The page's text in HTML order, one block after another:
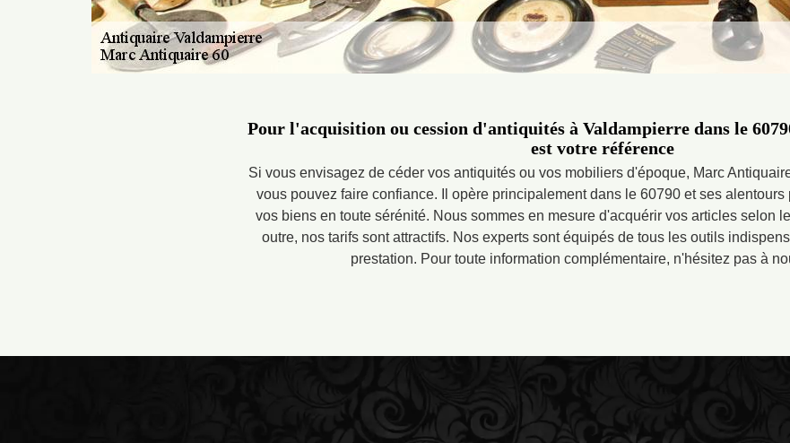
Pour l'acquisition ou cession d'antiquités à Valdampierre dans le
est votre référence
Si vous envisagez de céder vos antiquités ou vos mobiliers d'époque, Marc
vous pouvez faire confiance. Il opère principalement dans le 60790 et ses alentours
vos biens en toute sérénité. Nous sommes en mesure d'acquérir vos articles selon
outre, nos tarifs sont attractifs. Nos experts sont équipés de tous les outils
prestation. Pour toute information complémentaire, n'hésitez pas à